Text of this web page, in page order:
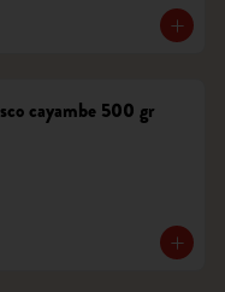
cayambe 500 gr